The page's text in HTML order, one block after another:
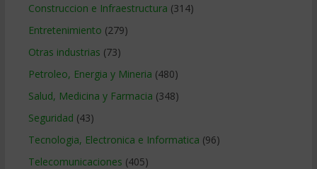
Construccion e Infraestructura (314)
Entretenimiento (279)
Otras industrias (73)
Petroleo, Energia y Mineria (480)
Salud, Medicina y Farmacia (348)
Seguridad (43)
Tecnologia, Electronica e Informatica (96)
Telecomunicaciones (405)